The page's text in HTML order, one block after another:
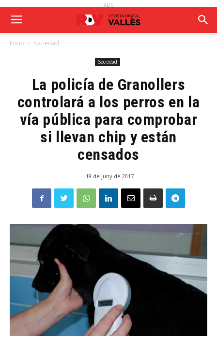
ADS
Inicio Sociedad
Sociedad
La policía de Granollers
controlará a los perros en la
vía pública para comprobar
si llevan chip y están
censados
18 de juny de 2017